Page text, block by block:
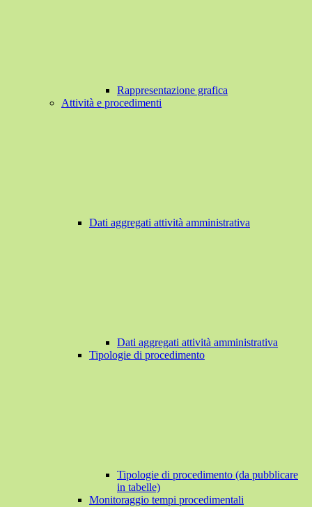
Rappresentazione grafica
Attività e procedimenti
Dati aggregati attività amministrativa
Dati aggregati attività amministrativa
Tipologie di procedimento
Tipologie di procedimento (da pubblicare
in tabelle)
Monitoraggio tempi procedimentali